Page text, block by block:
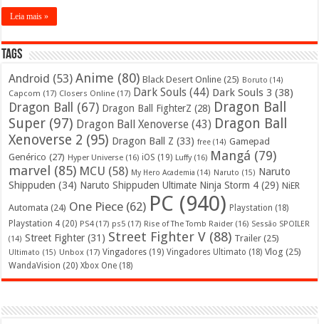
Leia mais »
Tags
Android (53) Anime (80) Black Desert Online (25) Boruto (14)
Capcom (17) Closers Online (17) Dark Souls (44) Dark Souls 3 (38)
Dragon Ball (67) Dragon Ball FighterZ (28) Dragon Ball
Super (97) Dragon Ball Xenoverse (43) Dragon Ball
Xenoverse 2 (95) Dragon Ball Z (33) free (14) Gamepad
Genérico (27) Hyper Universe (16) iOS (19) Luffy(16) Mangá (79)
marvel (85) MCU (58) My Hero Academia (14) Naruto (15) Naruto
Shippuden (34) Naruto Shippuden Ultimate Ninja Storm 4 (29) NiER
Automata (24) One Piece (62) PC (940) Playstation (18)
Playstation 4 (20) PS4(17) ps5 (17) Rise of The Tomb Raider (16) Sessão SPOILER
(14) Street Fighter (31) Street Fighter V (88) Trailer (25)
Ultimato (15) Unbox (17) Vingadores (19) Vingadores Ultimato (18) Vlog (25)
WandaVision (20) Xbox One (18)